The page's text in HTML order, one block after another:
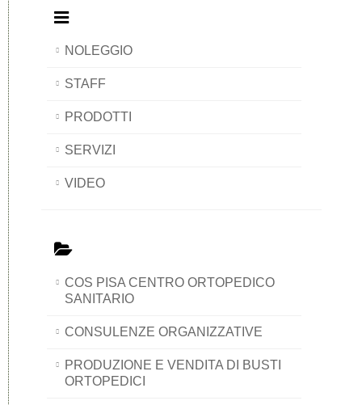
NOLEGGIO
STAFF
PRODOTTI
SERVIZI
VIDEO
COS PISA CENTRO ORTOPEDICO
SANITARIO
CONSULENZE ORGANIZZATIVE
PRODUZIONE E VENDITA DI BUSTI
ORTOPEDICI